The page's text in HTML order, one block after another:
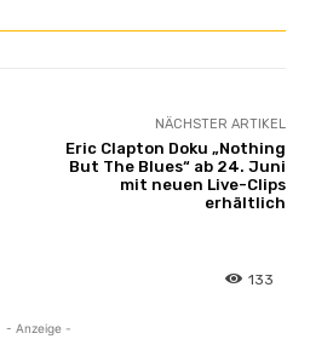
NÄCHSTER ARTIKEL
Eric Clapton Doku „Nothing
But The Blues“ ab 24. Juni
mit neuen Live-Clips
erhältlich
133
- Anzeige -